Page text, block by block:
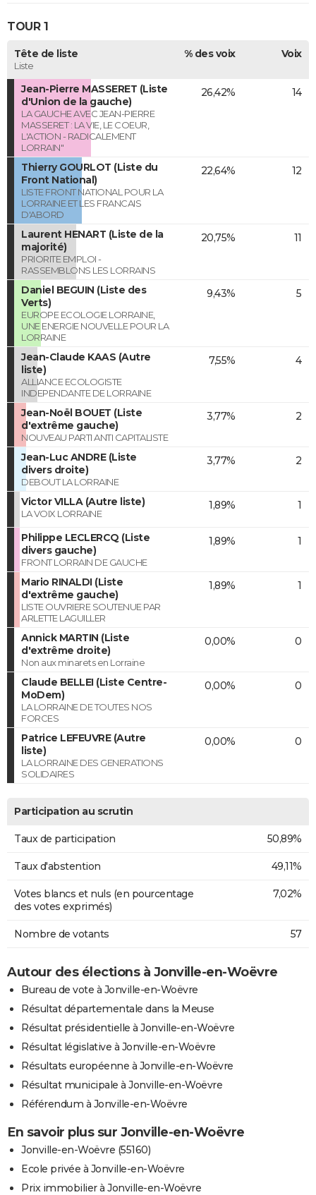
TOUR 1
Tête de liste
Liste
% des voix Voix
Jean-Pierre MASSERET (Liste
d'Union de la gauche)
LA GAUCHE AVEC JEAN-PIERRE
MASSERET : LA VIE, LE COEUR,
L'ACTION - RADICALEMENT
LORRAIN"
26,42% 14
Thierry GOURLOT (Liste du
Front National)
LISTE FRONT NATIONAL POUR LA
LORRAINE ET LES FRANCAIS
D'ABORD
22,64% 12
Laurent HENART (Liste de la
majorité)
PRIORITE EMPLOI -
RASSEMBLONS LES LORRAINS
20,75% 11
Daniel BEGUIN (Liste des
Verts)
EUROPE ECOLOGIE LORRAINE,
UNE ENERGIE NOUVELLE POUR LA
LORRAINE
9,43% 5
Jean-Claude KAAS (Autre
liste)
ALLIANCE ECOLOGISTE
INDEPENDANTE DE LORRAINE
7,55% 4
Jean-Noël BOUET (Liste
d'extrême gauche)
NOUVEAU PARTI ANTI CAPITALISTE
3,77% 2
Jean-Luc ANDRE (Liste
divers droite)
DEBOUT LA LORRAINE
3,77% 2
Victor VILLA (Autre liste)
LA VOIX LORRAINE
1,89% 1
Philippe LECLERCQ (Liste
divers gauche)
FRONT LORRAIN DE GAUCHE
1,89% 1
Mario RINALDI (Liste
d'extrême gauche)
LISTE OUVRIERE SOUTENUE PAR
ARLETTE LAGUILLER
1,89% 1
Annick MARTIN (Liste
d'extrême droite)
Non aux minarets en Lorraine
0,00% 0
Claude BELLEI (Liste Centre-
MoDem)
LA LORRAINE DE TOUTES NOS
FORCES
0,00% 0
Patrice LEFEUVRE (Autre
liste)
LA LORRAINE DES GENERATIONS
SOLIDAIRES
0,00% 0
Participation au scrutin
Taux de participation 50,89%
Taux d'abstention 49,11%
Votes blancs et nuls (en pourcentage
des votes exprimés)
7,02%
Nombre de votants 57
Autour des élections à Jonville-en-Woëvre
Bureau de vote à Jonville-en-Woëvre
Résultat départementale dans la Meuse
Résultat présidentielle à Jonville-en-Woëvre
Résultat législative à Jonville-en-Woëvre
Résultats européenne à Jonville-en-Woëvre
Résultat municipale à Jonville-en-Woëvre
Référendum à Jonville-en-Woëvre
En savoir plus sur Jonville-en-Woëvre
Jonville-en-Woëvre (55160)
Ecole privée à Jonville-en-Woëvre
Prix immobilier à Jonville-en-Woëvre